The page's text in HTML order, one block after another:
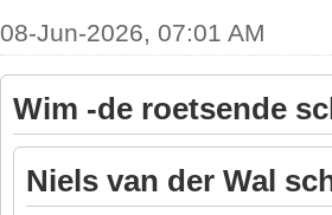
08-Jun-2026, 07:01 AM
Wim -de roetsende
Niels van der Wal